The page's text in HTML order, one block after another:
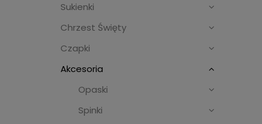
Sukienki
Chrzest Święty
Czapki
Akcesoria
Opaski
Spinki